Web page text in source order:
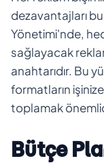
dezavantajları
Yönetimi'nde,
sağlayacak
anahtarıdır. Bu
formatların
toplamak
Bütçe